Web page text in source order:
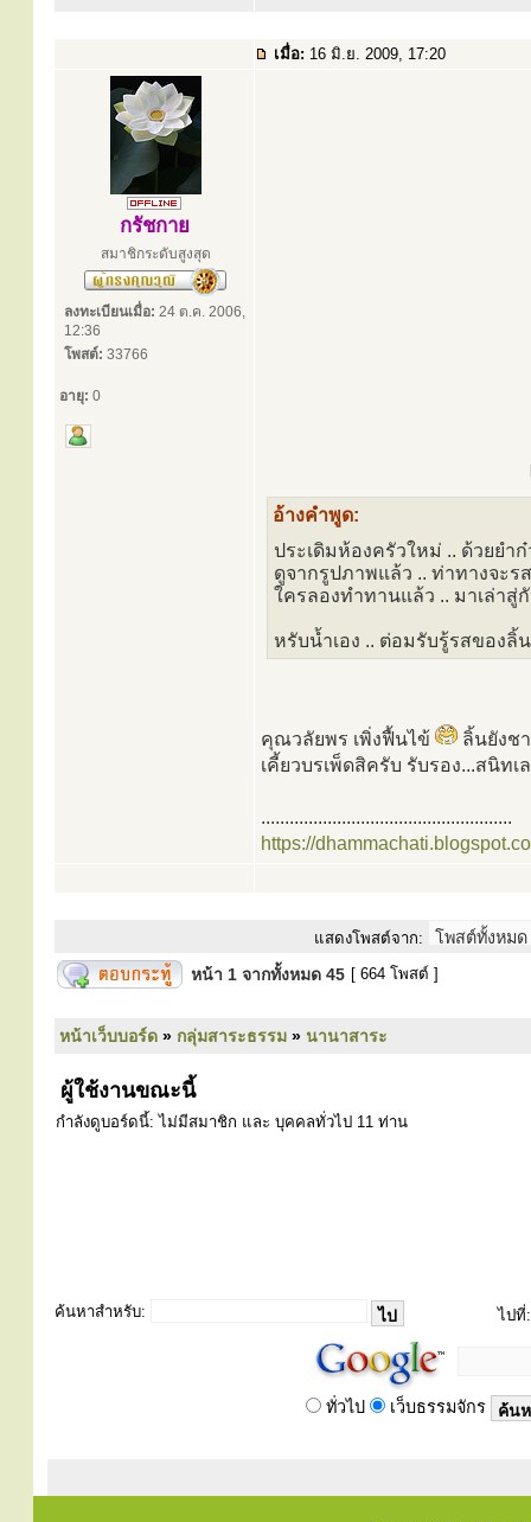
เมื่อ: 16 มิ.ย. 2009, 17:20
กรัชกาย
สมาชิกระดับสูงสุด
ลงทะเบียนเมื่อ: 24 ต.ค. 2006,
12:36
โพสต์: 33766
อายุ: 0
อ้างคำพูด:
ประเดิมห้องครัวใหม่ .. ด้วยยำก๋
ดูจากรูปภาพแล้ว .. ท่าทางจะร
ใครลองทำทานแล้ว .. มาเล่าสู่
หรับน้ำเอง .. ต่อมรับรู้รสของลิ้
คุณวลัยพร เพิ่งฟื้นไข้
ลิ้นยังช
เคี้ยวบรเพ็ดสิครับ รับรอง...สนิทเ
.....................................................
https://
แสดงโพสต์จาก:
หน้า 1 จากทั้งหมด 45 [ 664 โพสต์ ]
หน้าเว็บบอร์ด » กลุ่มสาระธรรม » นานาสาระ
ผู้ใช้งานขณะนี้
กำลังดูบอร์ดนี้: ไม่มีสมาชิก และ บุคคลทั่วไป 11 ท่าน
ค้นหาสำหรับ: ไปที่:
ทั่วไป เว็บธรรมจักร